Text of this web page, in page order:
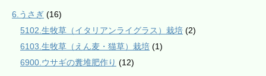
6.うさぎ (16)
5102.生牧草（イタリアンライグラス）栽培 (2)
6103.生牧草（えん麦・猫草）栽培 (1)
6900.ウサギの糞堆肥作り (12)